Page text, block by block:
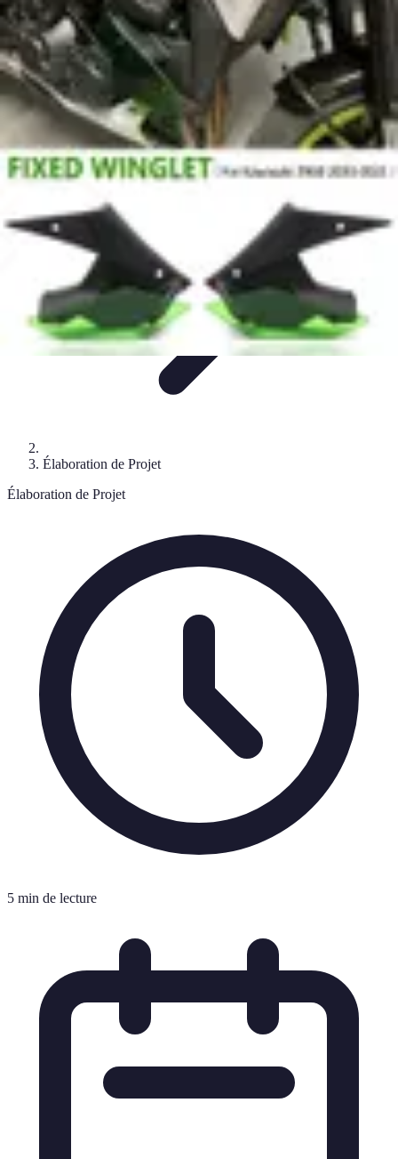
Projets Nouvelle Vie
Planification et StratégieInspiration Évaluation de ProjetÉcologie et
DurabilitéTendances
Projets Nouvelle Vie
Élaboration de Projet
Élaboration de Projet
5 min de lecture